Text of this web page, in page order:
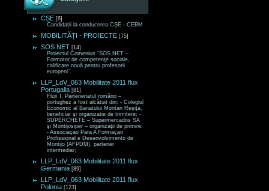
CȘE [6]
Candidații la conducerea CȘE - CEBM
MOBILITĂȚI - PROIECTE [75]
SOS NET [14]
Proiectul Comenius “SOS.NET –
Formator de competenţe sociale,
calificare nouă pentru profesorii
europeni“.
LLP_LdV_063 Mobilitate 2011 flux
Portugalia [81]
Flux I. Parteneriatul româno –
portughez a fost alcătuit din: - Colegiul
Economic al Banatului Montan Reşiţa,
beneficiar şi organizatie de trimitere; -
SUPERCHETE – Supermercados SA
şi Montijosiper – organizaţii de primire.
- Associaçao Para A Formaçao
Profissional e Desenvolvimento de
Montijo (AFPDM), partener
intermediar;
LLP_LdV_063 Mobilitate 2011 flux
Germania [89]
LLP_LdV_063 Mobilitate 2011 flux
Polonia [123]